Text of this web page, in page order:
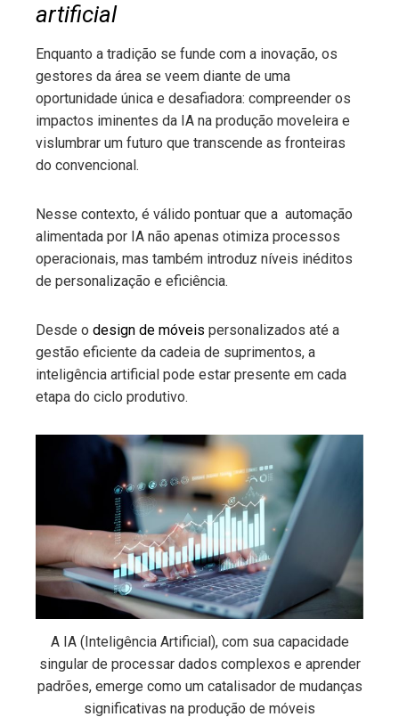
artificial
Enquanto a tradição se funde com a inovação, os
gestores da área se veem diante de uma
oportunidade única e desafiadora: compreender os
impactos iminentes da IA na produção moveleira e
vislumbrar um futuro que transcende as fronteiras
do convencional.
Nesse contexto, é válido pontuar que a automação
alimentada por IA não apenas otimiza processos
operacionais, mas também introduz níveis inéditos
de personalização e eficiência.
Desde o design de móveis personalizados até a
gestão eficiente da cadeia de suprimentos, a
inteligência artificial pode estar presente em cada
etapa do ciclo produtivo.
A IA (Inteligência Artificial), com sua capacidade
singular de processar dados complexos e aprender
padrões, emerge como um catalisador de mudanças
significativas na produção de móveis